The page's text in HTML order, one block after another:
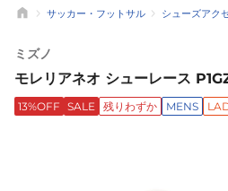
サッカー・フットサル シューズアク
ミズノ
モレリアネオ シューレース
13%OFF SALE 残りわずか MENS